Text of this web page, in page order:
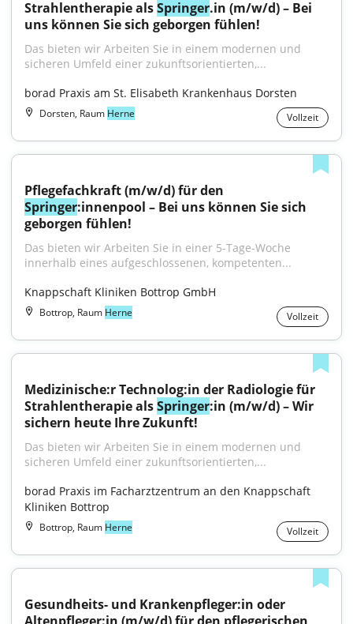
Strahlentherapie als Springer.in (m/w/d) – Bei
uns können Sie sich geborgen fühlen!
Das bieten wir Arbeiten Sie in einem modernen und
sicheren Umfeld einer zukunftsorientierten,...
borad Praxis am St. Elisabeth Krankenhaus Dorsten
Dorsten, Raum Herne Vollzeit
Springer:innenpool – Bei uns können Sie sich
geborgen fühlen!
Das bieten wir Arbeiten Sie in einer 5-Tage-Woche
innerhalb eines aufgeschlossenen, kompetenten...
Knappschaft Kliniken Bottrop GmbH
Bottrop, Raum Herne Vollzeit
Medizinische:r Technolog:in der Radiologie für
Strahlentherapie als Springer:in (m/w/d) – Wir
sichern heute Ihre Zukunft!
Das bieten wir Arbeiten Sie in einem modernen und
sicheren Umfeld einer zukunftsorientierten,...
borad Praxis im Facharztzentrum an den Knappschaft
Kliniken Bottrop
Bottrop, Raum Herne Vollzeit
Gesundheits- und Krankenpfleger:in oder